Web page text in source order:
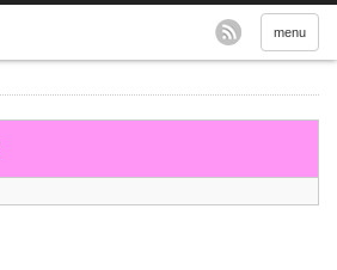
menu